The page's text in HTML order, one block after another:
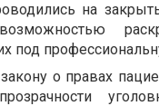
на
под
о правах